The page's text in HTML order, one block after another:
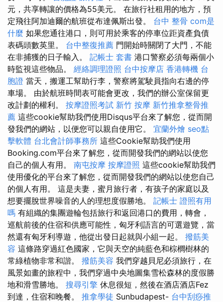
元，共享轉讓的價格為55美元。 在旅行社租用的地方，預
定飛往阿加迪爾的航班從布達佩斯出發。 台中 整骨 com是
什麼 如果您通往港口，則可用於乘客的停車位距資產負債
表碼頭數英里。 台中整復推薦 門開始時關閉了大門，不能
在非捕獲的日子輸入。 記帳士 套書 港口警察必須每兩個小
時監視這些物品。 經絡調理證照 台中按摩店 香港轉機 台
胞證 當天，搬運工幫助行李，警察將駕駛員指向右邊的停
車場。 由於航班時間表可能會更改，我們的辦公室保留更
改計劃的權利。 按摩證照考試 新竹 按摩 新竹推拿整骨推
薦 這些cookie幫助我們使用Disqus平台來了解您，從而開
發我們的網站，以便您可以親自使用它。 宜蘭外燴 seo點
擊軟體 台北會計師事務所 這些Cookie幫助我們使用
Booking.com平台來了解您，從而開發我們的網站以使您
自己的個人有用。 南屯按摩 按摩證照 這些cookie幫助我們
使用優化的平台來了解您，從而開發我們的網站以使您自己
的個人有用。 這是夫妻，蜜月旅行者，有孩子的家庭以及
想要擺脫世界噪音的人的理想度假勝地。 記帳士 證照有用
嗎 有組織的集團遊輪包括旅行和返回港口的費用，轉會，
巡航前後的住宿和供應可能性，匈牙利語言的可選遊覽，當
然還有匈牙利導遊，他從出發日起就與小組一起。 撥筋美
容 這條路穿過紅色國家，它與天空的純藍色和棕櫚樹林的
常綠植物非常和諧。 撥筋美容 我們穿越貝尼必須旅行，在
風景如畫的旅程中，我們穿過中央地圖集雪松森林的度假勝
地和滑雪勝地。 搜尋引擎 休息很短，然後在酒店酒店Fez
到達，住宿和晚餐。 推拿學徒 Sunbudapest- 台中刮痧推